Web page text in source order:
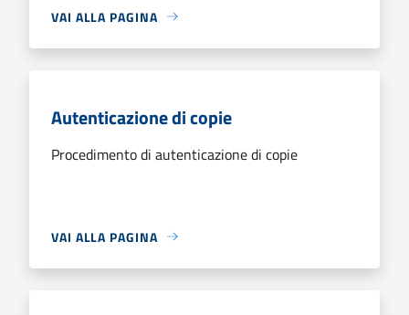
VAI ALLA PAGINA
Autenticazione di copie
Procedimento di autenticazione di copie
VAI ALLA PAGINA